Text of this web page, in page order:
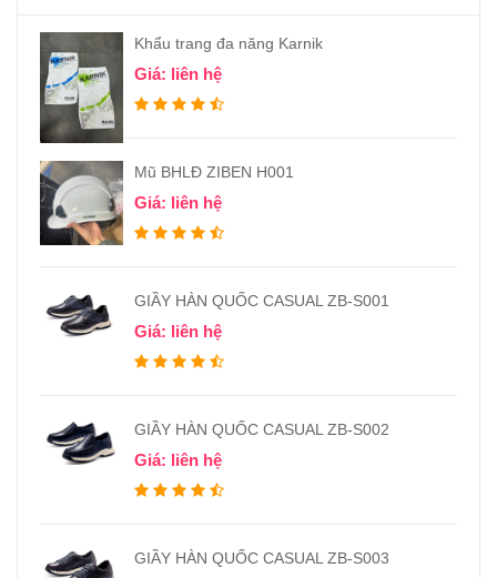
Khẩu trang đa năng Karnik
Giá: liên hệ
Mũ BHLĐ ZIBEN H001
Giá: liên hệ
GIẦY HÀN QUỐC CASUAL ZB-S001
Giá: liên hệ
GIẦY HÀN QUỐC CASUAL ZB-S002
Giá: liên hệ
GIẦY HÀN QUỐC CASUAL ZB-S003